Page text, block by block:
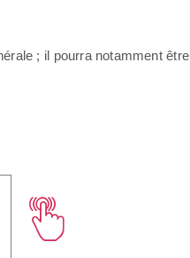
; il pourra notamment être